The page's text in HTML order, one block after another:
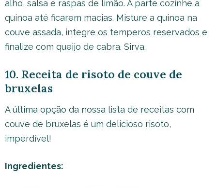
alho, salsa e raspas de limão. A parte cozinhe a
quinoa até ficarem macias. Misture a quinoa na
couve assada, integre os temperos reservados e
finalize com queijo de cabra. Sirva.
10. Receita de risoto de couve de
bruxelas
A última opção da nossa lista de receitas com
couve de bruxelas é um delicioso risoto,
imperdível!
Ingredientes: